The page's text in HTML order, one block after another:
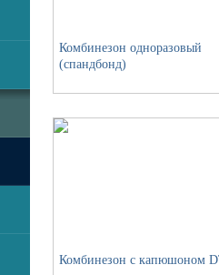
Комбинезон одноразовый
(спандбонд)
Комбинезон с капюшоном